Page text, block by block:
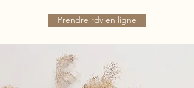
Prendre rdv en ligne